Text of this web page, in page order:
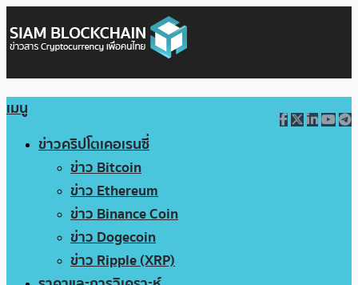
เมนู
ข่าวคริปโตเคอเรนซี่
ข่าว Bitcoin
ข่าว Ethereum
ข่าว Binance Coin
ข่าว Dogecoin
ข่าว Ripple (XRP)